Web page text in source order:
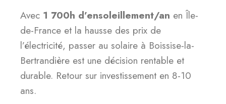
Avec 1 700h d’ensoleillement/an en Île-
de-France et la hausse des prix de
l’électricité, passer au solaire à Boissise-la-
Bertrandière est une décision rentable et
durable. Retour sur investissement en 8-10
ans.